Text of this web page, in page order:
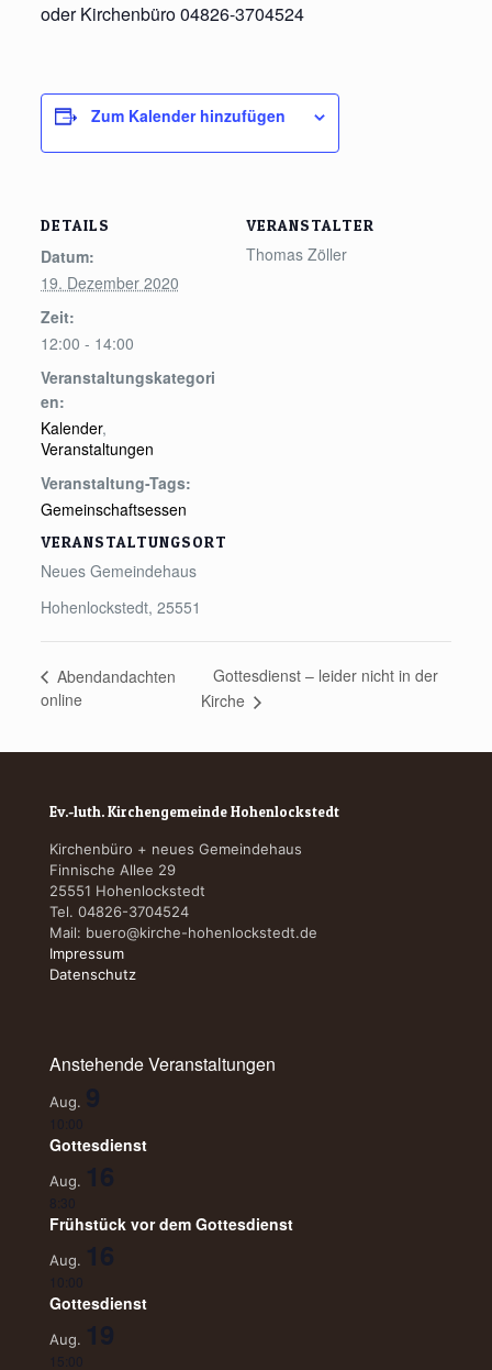
oder Kirchenbüro 04826-3704524
Zum Kalender hinzufügen
DETAILS
Datum:
19. Dezember 2020
Zeit:
12:00 - 14:00
Veranstaltungskategori
en:
Kalender,
Veranstaltungen
Veranstaltung-Tags:
Gemeinschaftsessen
VERANSTALTUNGSORT
Neues Gemeindehaus
Hohenlockstedt, 25551
VERANSTALTER
Thomas Zöller
Abendandachten
online
Gottesdienst – leider nicht in der
Kirche
Ev.-luth. Kirchengemeinde Hohenlockstedt
Kirchenbüro + neues Gemeindehaus
Finnische Allee 29
25551 Hohenlockstedt
Tel. 04826-3704524
Mail: buero@kirche-hohenlockstedt.de
Impressum
Datenschutz
Anstehende Veranstaltungen
Aug. 9
10:00
Gottesdienst
Aug. 16
8:30
Frühstück vor dem Gottesdienst
Aug. 16
10:00
Gottesdienst
Aug. 19
15:00